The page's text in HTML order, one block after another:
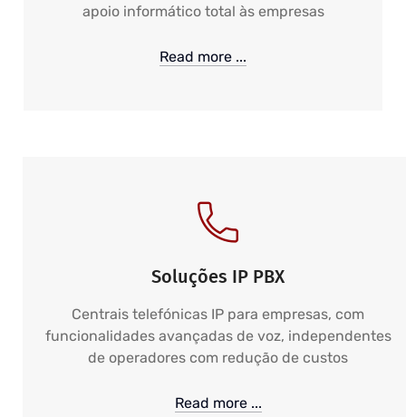
apoio informático total às empresas
Read more ...
Soluções IP PBX
Centrais telefónicas IP para empresas, com
funcionalidades avançadas de voz, independentes
de operadores com redução de custos
Read more ...